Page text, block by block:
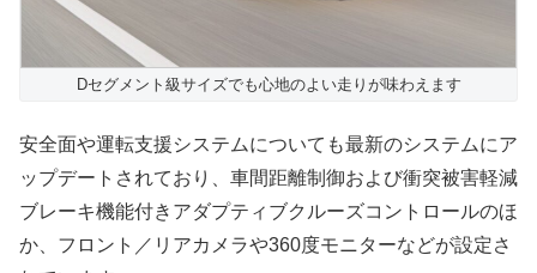
Dセグメント級サイズでも心地のよい走りが味わえます
安全面や運転支援システムについても最新のシステムにア
ップデートされており、車間距離制御および衝突被害軽減
ブレーキ機能付きアダプティブクルーズコントロールのほ
か、フロント／リアカメラや360度モニターなどが設定さ